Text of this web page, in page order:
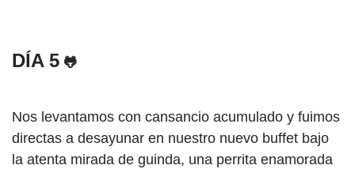
DÍA 5 🐸
Nos levantamos con cansancio acumulado y fuimos
directas a desayunar en nuestro nuevo buffet bajo
la atenta mirada de guinda, una perrita enamorada